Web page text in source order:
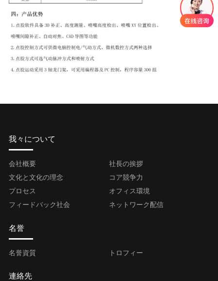
我々について
会社概要
社長の挨拶
文化と文化の理念
コア競争力
プロセス
オフィス環境
フィードバック社会
ネットワーク配信
名誉
名誉資質 トロフィー
連絡先